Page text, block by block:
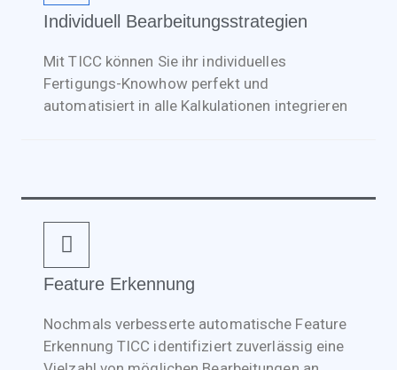
Individuell Bearbeitungsstrategien
Mit TICC können Sie ihr individuelles
Fertigungs-Knowhow perfekt und
automatisiert in alle Kalkulationen integrieren
Feature Erkennung
Nochmals verbesserte automatische Feature
Erkennung TICC identifiziert zuverlässig eine